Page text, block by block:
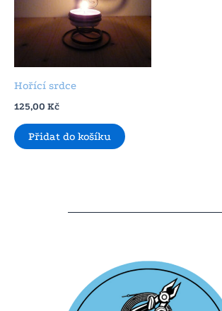
Hořící srdce
125,00 Kč
Přidat do košíku